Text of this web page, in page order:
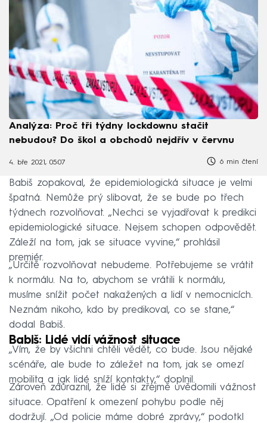
Analýza: Proč tři týdny lockdownu stačit
nebudou? Do škol a obchodů nejdřív v červnu
4. bře 2021, 05:07 6 min čtení
Babiš zopakoval, že epidemiologická situace je velmi
špatná. Nemůže prý slibovat, že se bude po třech
týdnech rozvolňovat. „Nechci se vyjadřovat k predikci
epidemiologické situace. Nejsem schopen odpovědět.
Záleží na tom, jak se situace vyvine,“ prohlásil
premiér.
„Určitě rozvolňovat nebudeme. Potřebujeme se vrátit
k normálu. Na to, abychom se vrátili k normálu,
musíme snížit počet nakažených a lidí v nemocnicích.
Neznám nikoho, kdo by predikoval, co se stane,“
dodal Babiš.
Babiš: Lidé vidí vážnost situace
„Vím, že by všichni chtěli vědět, co bude. Jsou nějaké
scénáře, ale bude to záležet na tom, jak se omezí
mobilita a jak lidé sníží kontakty,“ doplnil.
Zároveň zdůraznil, že lidé si zřejmě uvědomili vážnost
situace. Opatření k omezení pohybu podle něj
dodržují. „Od policie máme dobré zprávy,“ podotkl